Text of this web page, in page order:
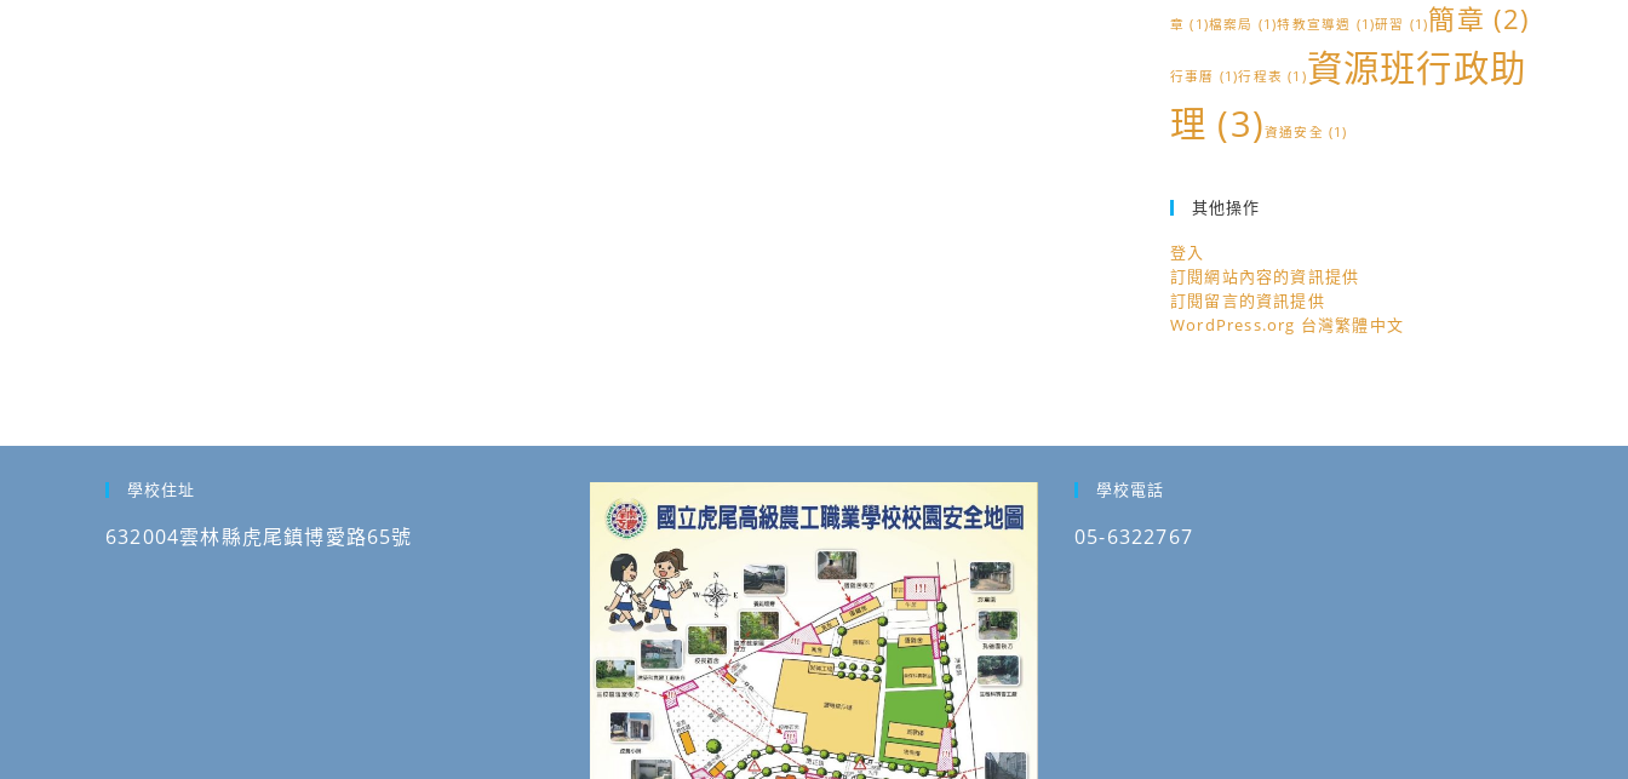
章 (1)檔案局 (1)特教宣導週 (1)研習 (1)簡章 (2)
行事曆 (1)行程表 (1)資源班行政助
理 (3)資通安全 (1)
其他操作
登入
訂閱網站內容的資訊提供
訂閱留言的資訊提供
WordPress.org 台灣繁體中文
學校住址
632004雲林縣虎尾鎮博愛路65號
學校電話
05-6322767